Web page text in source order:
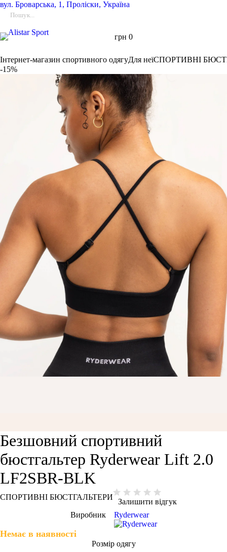
вул. Броварська, 1, Проліски, Україна
грн 0
Інтернет-магазин спортивного одягуДля неїСПОРТИВНІ
-15%
Безшовний спортивний
бюстгальтер Ryderwear Lift 2.0
LF2SBR-BLK
СПОРТИВНІ БЮСТГАЛЬТЕРИ
Залишити відгук
Виробник
Ryderwear
Немає в наявності
Розмір одягу